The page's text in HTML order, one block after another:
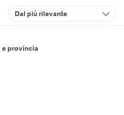
Dal più rilevante
e provincia